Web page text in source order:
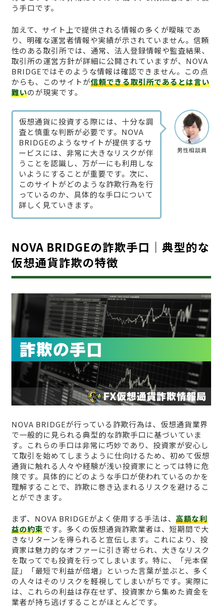
う手口です。
加えて、サイト上で提供される情報の多くが曖昧であ
り、明確な運営者情報や実績が示されていません。信頼
性のある取引所では、通常、法人登録情報や監査結果、
取引所の運営方針が詳細に公開されていますが、NOVA
BRIDGEではそのような情報は確認できません。この点
からも、このサイトが信頼できる取引所であるとは言い
難いのが現実です。
男性相談員
仮想通貨に投資する際には、十分な調
査と慎重な判断が必要です。NOVA
BRIDGEのようなサイトが提供するサ
ービスには、非常に大きなリスクが伴
うことを認識し、万が一にも利用しな
いようにすることが重要です。次に、
このサイトがどのような詐欺行為を行
っているのか、具体的な手口について
詳しく見ていきます。
NOVA BRIDGEの詐欺手口｜典型的な
仮想通貨詐欺の特徴
NOVA BRIDGEが行っている詐欺行為は、仮想通貨業界
で一般的に見られる典型的な詐欺手口に基づいていま
す。これらの手口は非常に巧妙であり、投資家が安心し
て取引を始めてしまうように仕向けるため、初めて仮想
通貨に触れる人々や経験が浅い投資家にとっては特に危
険です。具体的にどのような手口が使われているのかを
理解することで、詐欺に巻き込まれるリスクを避けるこ
とができます。
まず、NOVA BRIDGEがよく使用する手法は、 高額な利
益の約束です。多くの仮想通貨詐欺業者は、短期間で大
きなリターンを得られると宣伝します。これにより、投
資家は魅力的なオファーに引き寄せられ、大きなリスク
を取ってでも投資を行ってしまいます。特に、「元本保
証」「最短で利益が倍増」といった言葉が並ぶと、多く
の人々はそのリスクを軽視してしまいがちです。実際に
は、これらの利益は存在せず、投資家から集めた資金を
業者が持ち逃げすることがほとんどです。